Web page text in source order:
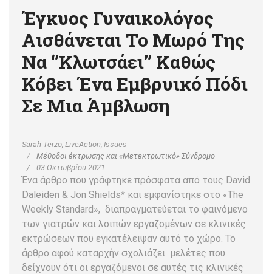
Έγκυος Γυναικολόγος
Αισθάνεται Το Μωρό Της
Να ‘’κλωτσάει’’ Καθώς
Κόβει Ένα Εμβρυικό Πόδι
Σε Μια Άμβλωση
Sarah Terzo, LiveAction, Issues
Μέθοδοι έκτρωσης και «Μετεκτρωτικό» Σύνδρομο
03 Οκτωβρίου 2021
Ένα άρθρο που γράφτηκε πρόσφατα από τους David
Daleiden & Jon Shields* και εμφανίστηκε στο «The
Weekly Standard», διαπραγματεύεται το φαινόμενο
των γιατρών και λοιπών εργαζομένων σε κλινικές
εκτρώσεων που εγκατέλειψαν αυτό το χώρο. Το
άρθρο αφού καταρχήν σχολιάζει μελέτες που
δείχνουν ότι οι εργαζόμενοι σε αυτές τις κλινικές